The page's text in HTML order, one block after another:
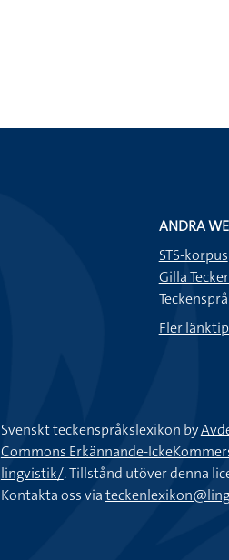
ANDRA
STS-korpus
Gilla
Fler
Svenskt teckenspråkslexikon by
Commons Erkännande-
lingvistik/. Tillstånd utöver denna
Kontakta oss via